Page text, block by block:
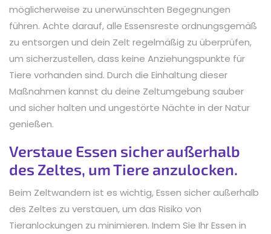
möglicherweise zu unerwünschten Begegnungen
führen. Achte darauf, alle Essensreste ordnungsgemäß
zu entsorgen und dein Zelt regelmäßig zu überprüfen,
um sicherzustellen, dass keine Anziehungspunkte für
Tiere vorhanden sind. Durch die Einhaltung dieser
Maßnahmen kannst du deine Zeltumgebung sauber
und sicher halten und ungestörte Nächte in der Natur
genießen.
Verstaue Essen sicher außerhalb
des Zeltes, um Tiere anzulocken.
Beim Zeltwandern ist es wichtig, Essen sicher außerhalb
des Zeltes zu verstauen, um das Risiko von
Tieranlockungen zu minimieren. Indem Sie Ihr Essen in